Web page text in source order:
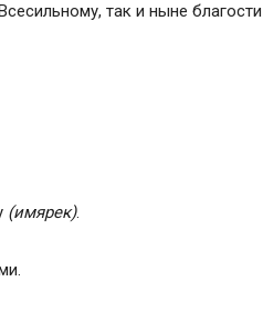
так и ныне благости
(имярек).